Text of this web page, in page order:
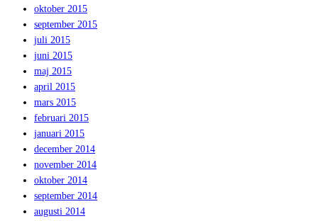
oktober 2015
september 2015
juli 2015
juni 2015
maj 2015
april 2015
mars 2015
februari 2015
januari 2015
december 2014
november 2014
oktober 2014
september 2014
augusti 2014